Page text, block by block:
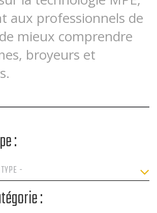
aux professionnels de
mieux comprendre
broyeurs et
:
: